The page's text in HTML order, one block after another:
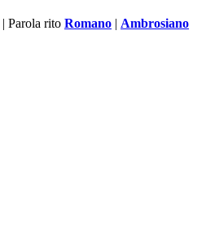
| Parola rito Romano | Ambrosiano